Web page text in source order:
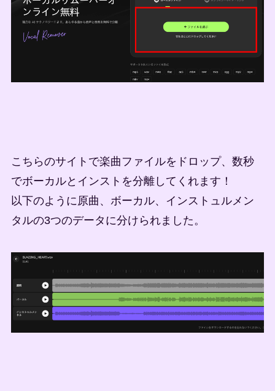
こちらのサイトで楽曲ファイルをドロップ、数秒
でボーカルとインストを分離してくれます！
以下のように原曲、ボーカル、インストュルメン
タルの3つのデータに分けられました。